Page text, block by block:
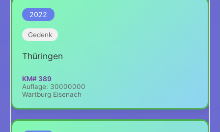
2022
Gedenk
Thüringen
KM# 389
Auflage: 30000000
Wartburg Eisenach